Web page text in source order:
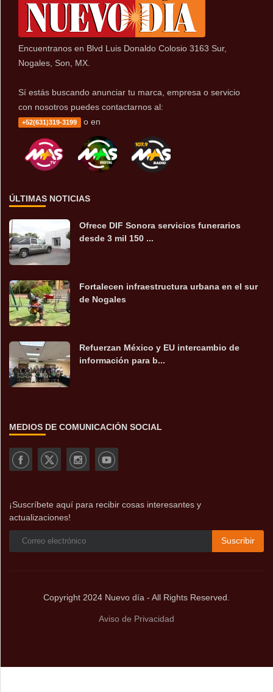
Encuentranos en Blvd Luis Donaldo Colosio 3163 Sur,
Nogales, Son, MX.
Sí estás buscando anunciar tu marca, empresa o servicio
con nosotros puedes contactarnos al:
+52(631)319-3199 o en
ÚLTIMAS NOTICIAS
Ofrece DIF Sonora servicios funerarios
desde 3 mil 150 ...
Fortalecen infraestructura urbana en el sur
de Nogales
Refuerzan México y EU intercambio de
información para b...
MEDIOS DE COMUNICACIÓN SOCIAL
¡Suscríbete aquí para recibir cosas interesantes y
actualizaciones!
Suscribir
Copyright 2024 Nuevo día - All Rights Reserved.
Aviso de Privacidad